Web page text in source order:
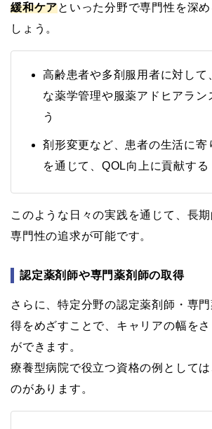
緩和ケアといった分野で専門性を深
しょう。
高齢患者や多剤服用者に対して
な薬学管理や服薬アドヒアラン
う
剤形変更など、患者の生活に寄
を通じて、QOL向上に貢献する
このような日々の実践を通じて、長
専門性の追求が可能です。
認定薬剤師や専門薬剤師の取得
さらに、特定分野の認定薬剤師・専
得をめざすことで、キャリアの幅を
ができます。
療養型病院で役立つ資格の例として
のがあります。